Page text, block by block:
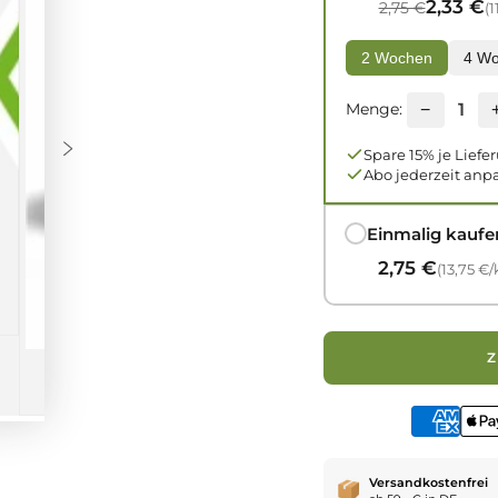
2,75 €2,33 €
2 Wochen 4
Menge: −
Spare 15% je
Abo jederzeit
Einmalig
2,75 €(13,75
Einzeldose
Im
Vorratsbox
12 Dosen
Mega-
Versandkostenfrei